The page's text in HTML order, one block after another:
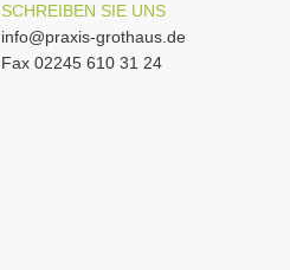
SCHREIBEN SIE UNS
info@praxis-grothaus.de
Fax 02245 610 31 24